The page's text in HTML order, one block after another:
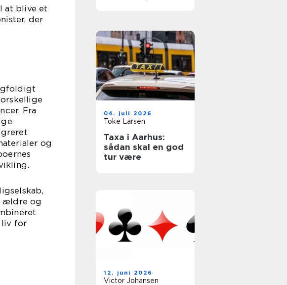
at blive et
der
Fra
og
ældre og
liv for
04. juli 2026
Toke Larsen
Taxa i Aarhus:
sådan skal en god
tur være
12. juni 2026
Victor Johansen